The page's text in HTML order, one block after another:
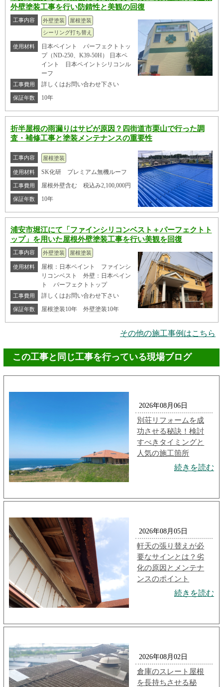
外壁塗装工事を行い防錆性と美観の回復
工事内容 外壁塗装
屋根塗装
シーリング打ち替え
使用材料
日本ペイント パーフェクトトッ
プ（ND-250、K39-50H） 日本ペ
イント 日本ペイントシリコンル
ーフ
工事費用 詳しくはお問い合わせ下さい
保証年数 10年
折半屋根の雨漏りはサビが原因？四街道市栗山で行った調
査・補修工事と塗装メンテナンスの重要性
工事内容 屋根塗装
使用材料 SK化研 プレミアム無機ルーフ
工事費用 屋根外壁含む 税込み2,100,000円
保証年数 10年
浦安市堀江にて「ファインシリコンベスト＋パーフェクトト
ップ」を用いた屋根外壁塗装工事を行い美観を回復
工事内容 外壁塗装 屋根塗装
使用材料
屋根：日本ペイント ファインシ
リコンベスト 外壁：日本ペイン
ト パーフェクトトップ
工事費用 詳しくはお問い合わせ下さい
保証年数 屋根塗装10年 外壁塗装10年
その他の施工事例はこちら
この工事と同じ工事を行っている現場ブログ
2026年08月06日
別荘リフォームを成
功させる秘訣！検討
すべきタイミングと
人気の施工箇所
続きを読む
2026年08月05日
軒天の張り替えが必
要なサインとは？劣
化の原因とメンテナ
ンスのポイント
続きを読む
2026年08月02日
倉庫のスレート屋根
を長持ちさせる秘